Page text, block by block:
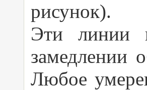
рисунок).
Эти линии
замедлении
Любое